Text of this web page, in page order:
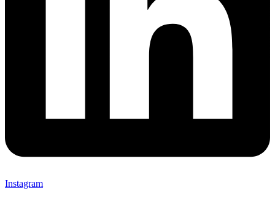
Instagram